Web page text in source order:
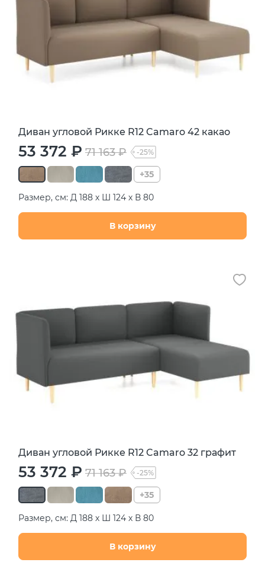
Диван угловой Рикке R12 Camaro 42 какао
53 372 ₽ 71 163 ₽ -25%
+35
Размер, см: Д 188 х Ш 124 х В 80
В корзину
Диван угловой Рикке R12 Camaro 32 графит
53 372 ₽ 71 163 ₽ -25%
+35
Размер, см: Д 188 х Ш 124 х В 80
В корзину